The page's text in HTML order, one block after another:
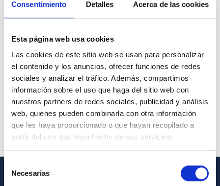
Consentimiento Detalles Acerca de las cookies
Esta página web usa cookies
Las cookies de este sitio web se usan para personalizar
el contenido y los anuncios, ofrecer funciones de redes
sociales y analizar el tráfico. Además, compartimos
información sobre el uso que haga del sitio web con
nuestros partners de redes sociales, publicidad y análisis
web, quienes pueden combinarla con otra información
que les haya proporcionado o que hayan recopilado a
partir del uso que haya hecho de sus servicios.
Necesarias